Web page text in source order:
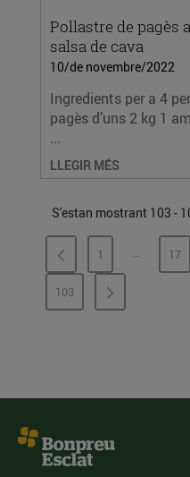
Pollastre de pagès
salsa de cava
10/de novembre/2022
Ingredients per a 4
pagès d’uns 2 kg 1
...
LLEGIR MÉS
S'estan mostrant 103 -
PÀGINA
1 ...PÀGINES
17
PÀGINA
103